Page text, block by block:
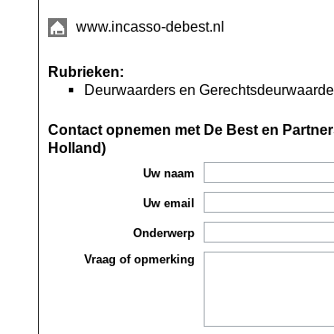
www.incasso-debest.nl
Rubrieken:
Deurwaarders en
Contact opnemen met De Best en
Holland)
Uw naam
Uw email
Onderwerp
Vraag of opmerking